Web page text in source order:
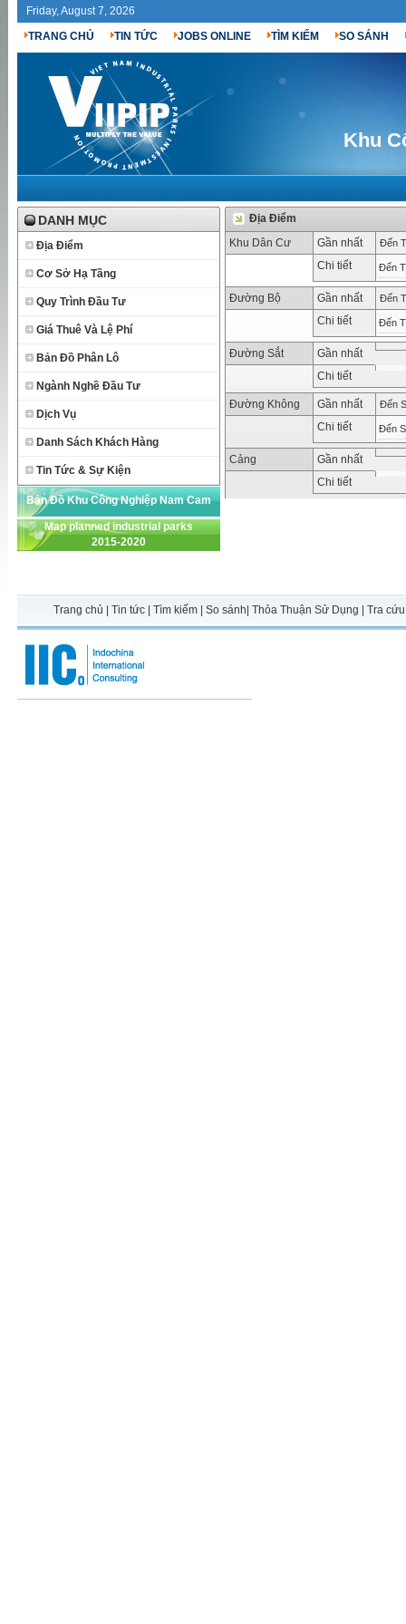
Friday, August 7, 2026
TRANG CHỦ
TIN TỨC JOBS ONLINE TÌM KIẾM SO SÁNH
Khu
DANH MỤC
Địa Điểm
Cơ Sở Hạ Tầng
Quy Trình Đầu Tư
Giá Thuê Và Lệ Phí
Bản Đồ Phân Lô
Ngành Nghề Đầu Tư
Dịch Vụ
Danh Sách Khách Hàng
Tin Tức & Sự Kiện
Bản Đồ Khu Công Nghiệp Nam Cam
Ranh
Map planned industrial parks
2015-2020
Địa Điểm
Khu Dân Cư
Gần nhất Đến
Chi tiết Đến
Đường Bộ Gần nhất Đến
Chi tiết Đến
Đường Sắt
Gần nhất
Chi tiết
Đường Không Gần nhất Đến
Chi tiết Đến
Cảng
Gần nhất
Chi tiết
Trang chủ Tin tức Tìm kiếm So sánh Thỏa Thuận Sử Dụng Tra